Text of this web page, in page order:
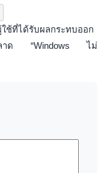
ใช้ที่ได้รับผลกระทบออก
พลาด “Windows ไม่